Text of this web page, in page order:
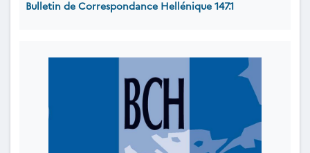
Bulletin de Correspondance Hellénique 147.1